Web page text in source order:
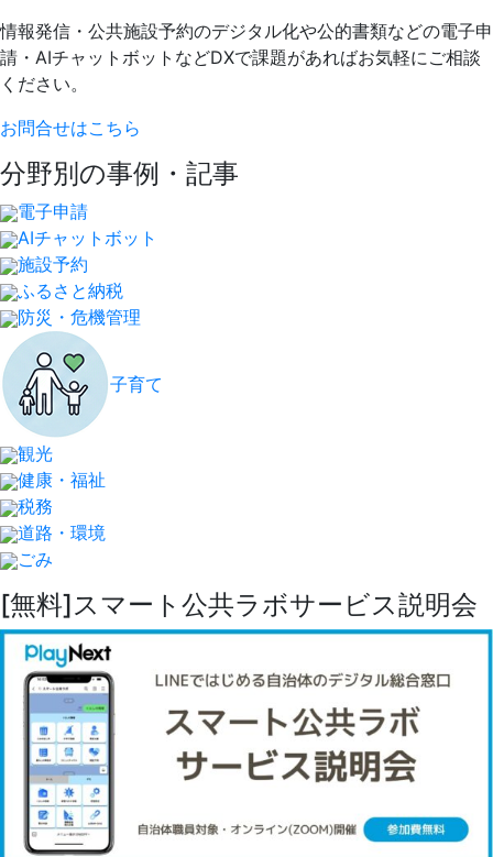
情報発信・公共施設予約のデジタル化や公的書類などの電子申
請・AIチャットボットなどDXで課題があればお気軽にご相談
ください。
お問合せはこちら
分野別の事例・記事
電子申請
AIチャットボット
施設予約
ふるさと納税
防災・危機管理
子育て
観光
健康・福祉
税務
道路・環境
ごみ
[無料]スマート公共ラボサービス説明会